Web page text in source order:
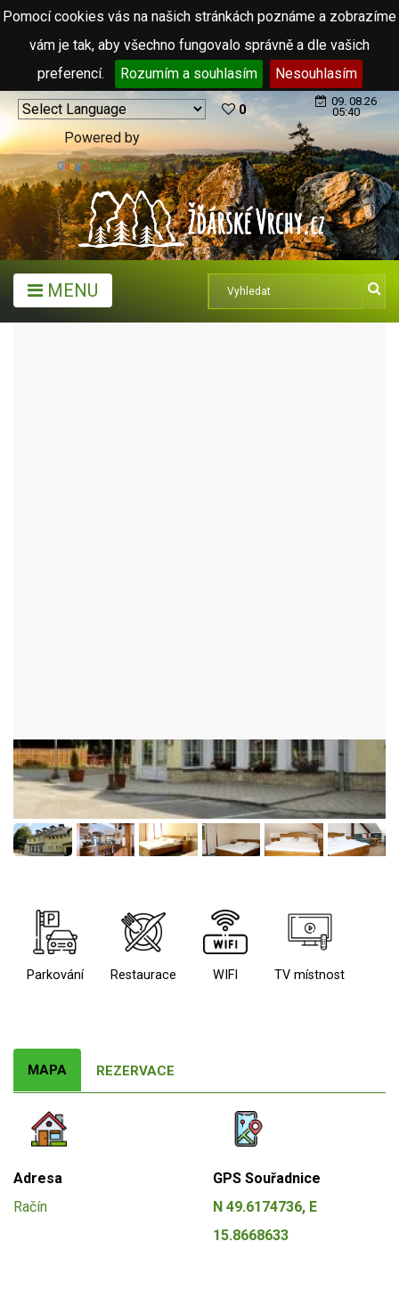
Pomocí cookies vás na našich stránkách poznáme a zobrazíme
vám je tak, aby všechno fungovalo správně a dle vašich
preferencí.
Rozumím a souhlasím Nesouhlasím
Powered by
Translate
0
09. 08.26
05:40
MENU
Parkování Restaurace WIFI TV místnost
MAPA REZERVACE
Adresa
Račín
GPS Souřadnice
N 49.6174736, E
15.8668633